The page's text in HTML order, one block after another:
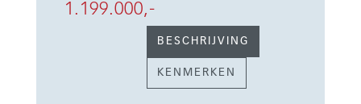
1.199.000,-
BESCHRIJVING
KENMERKEN